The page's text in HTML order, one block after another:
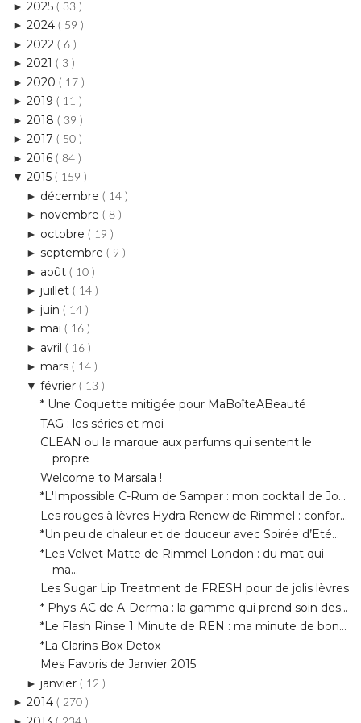
► 2021 ( 3 )
► 2020( 17 )
► 2019 ( 11 )
► 2018( 39 )
► 2017 ( 50 )
► 2016 ( 84 )
▼ 2015 ( 159 )
►décembre
►novembre
►octobre
► septembre ( 9 )
► août( 10 )
► juillet( 14 )
► juin( 14 )
► mai( 16 )
►avril ( 16 )
►mars( 14 )
▼ février( 13 )
* Une Coquette mitigée pour MaBoîteABeauté
TAG : les séries et moi
CLEAN ou la marque aux parfums qui sentent le
propre
Welcome to Marsala !
*L'Impossible C-Rum de Sampar : mon cocktail de Jo...
Les rouges à lèvres Hydra Renew de Rimmel : confor...
*Un peu de chaleur et de douceur avec Soirée d’Eté...
*Les Velvet Matte de Rimmel London : du mat qui
ma...
Les Sugar Lip Treatment de FRESH pour de jolis lèvres
* Phys-AC de A-Derma : la gamme qui prend soin des...
*Le Flash Rinse 1 Minute de REN : ma minute de bon...
*La Clarins Box Detox
Mes Favoris de Janvier 2015
janvier( 12 )
2014( 270 )
2013( 234 )
2012( 248 )
► 2011 ( 43 )